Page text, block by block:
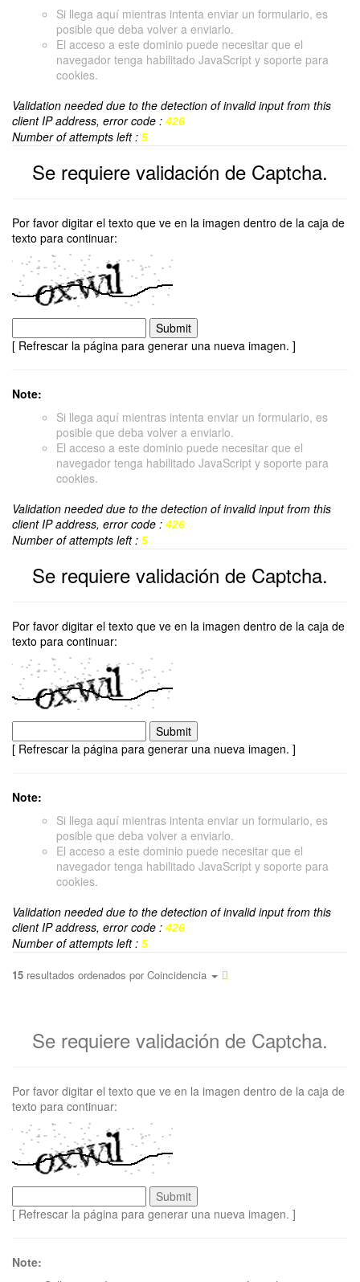
Si llega aquí mientras intenta enviar un formulario, es
posible que deba volver a enviarlo.
El acceso a este dominio puede necesitar que el
navegador tenga habilitado JavaScript y soporte para
cookies.
Validation needed due to the detection of invalid input from this
client IP address, error code : 426
Number of attempts left : 5
Se requiere validación de Captcha.
Por favor digitar el texto que ve en la imagen dentro de la caja de
texto para continuar:
[ Refrescar la página para generar una nueva imagen. ]
Note:
Si llega aquí mientras intenta enviar un formulario, es
posible que deba volver a enviarlo.
El acceso a este dominio puede necesitar que el
navegador tenga habilitado JavaScript y soporte para
cookies.
Validation needed due to the detection of invalid input from this
client IP address, error code : 426
Number of attempts left : 5
Se requiere validación de Captcha.
Por favor digitar el texto que ve en la imagen dentro de la caja de
texto para continuar:
[ Refrescar la página para generar una nueva imagen. ]
Note:
Si llega aquí mientras intenta enviar un formulario, es
posible que deba volver a enviarlo.
El acceso a este dominio puede necesitar que el
navegador tenga habilitado JavaScript y soporte para
cookies.
Validation needed due to the detection of invalid input from this
client IP address, error code : 426
Number of attempts left : 5
15 resultados ordenados por Coincidencia
Se requiere validación de Captcha.
Por favor digitar el texto que ve en la imagen dentro de la caja de
texto para continuar:
[ Refrescar la página para generar una nueva imagen. ]
Note: